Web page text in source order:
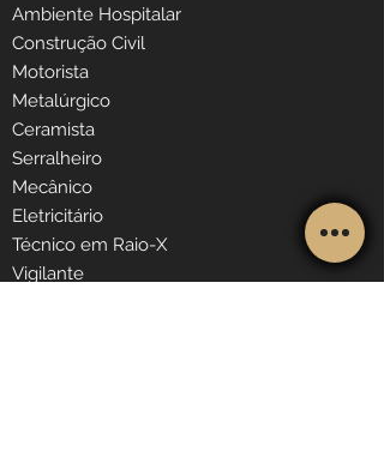
Ambiente Hospitalar
Construção Civil
Motorista
Metalúrgico
Ceramista
Serralheiro
Mecânico
Eletricitário
Técnico em Raio-X
Vigilante